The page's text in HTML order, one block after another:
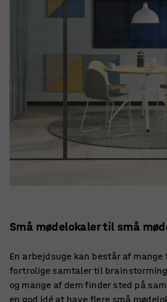
Små mødelokaler til små
En arbejdsuge kan består af
fortrolige samtaler til brainstorming
og mange af dem finder sted på
en god idé at have flere små